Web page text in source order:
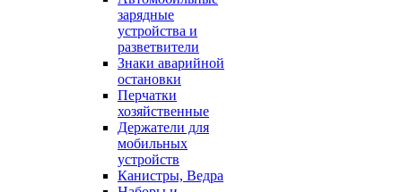
зарядные
устройства и
разветвители
Знаки аварийной
остановки
Перчатки
хозяйственные
Держатели для
мобильных
устройств
Канистры, Ведра